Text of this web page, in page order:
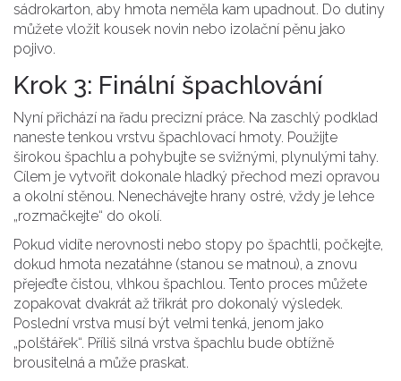
sádrokarton, aby hmota neměla kam upadnout. Do dutiny
můžete vložit kousek novin nebo izolační pěnu jako
pojivo.
Krok 3: Finální špachlování
Nyní přichází na řadu precizní práce. Na zaschlý podklad
naneste tenkou vrstvu špachlovací hmoty. Použijte
širokou špachlu a pohybujte se svižnými, plynulými tahy.
Cílem je vytvořit dokonale hladký přechod mezi opravou
a okolní stěnou. Nenechávejte hrany ostré, vždy je lehce
„rozmačkejte“ do okolí.
Pokud vidíte nerovnosti nebo stopy po špachtli, počkejte,
dokud hmota nezatáhne (stanou se matnou), a znovu
přejeďte čistou, vlhkou špachlou. Tento proces můžete
zopakovat dvakrát až třikrát pro dokonalý výsledek.
Poslední vrstva musí být velmi tenká, jenom jako
„polštářek“. Příliš silná vrstva špachlu bude obtížně
brousitelná a může praskat.